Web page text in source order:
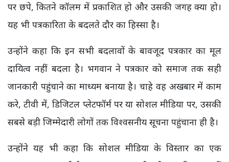
पर छपे, कितने कॉलम में प्रकाशित हो और उसकी जगह क्या हो।
यह भी पत्रकारिता के बदलते दौर का हिस्सा है।
उन्होंने कहा कि इन सभी बदलावों के बावजूद पत्रकार का मूल
दायित्व नहीं बदला है। भगवान ने पत्रकार को समाज तक सही
जानकारी पहुंचाने का माध्यम बनाया है। चाहे वह अखबार में काम
करे, टीवी में, डिजिटल प्लेटफॉर्म पर या सोशल मीडिया पर, उसकी
सबसे बड़ी जिम्मेदारी लोगों तक विश्वसनीय सूचना पहुंचाना ही है।
उन्होंने यह भी कहा कि सोशल मीडिया के विस्तार का एक